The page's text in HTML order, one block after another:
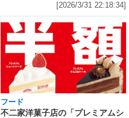
[2026/3/31 22:18:34]
フード
不二家洋菓子店の「プレミアムシ